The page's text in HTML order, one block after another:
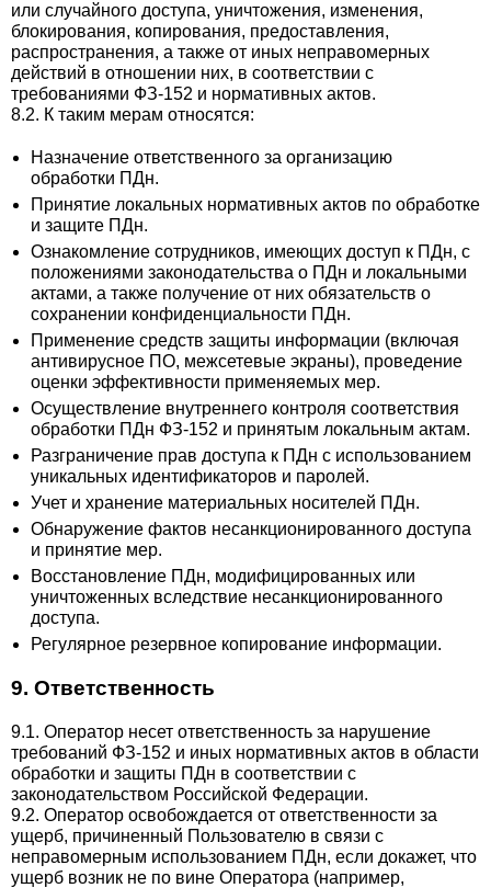
или случайного доступа, уничтожения, изменения,
блокирования, копирования, предоставления,
распространения, а также от иных неправомерных
действий в отношении них, в соответствии с
требованиями ФЗ-152 и нормативных актов.
8.2. К таким мерам относятся:
Назначение ответственного за организацию
обработки ПДн.
Принятие локальных нормативных актов по обработке
и защите ПДн.
Ознакомление сотрудников, имеющих доступ к ПДн, с
положениями законодательства о ПДн и локальными
актами, а также получение от них обязательств о
сохранении конфиденциальности ПДн.
Применение средств защиты информации (включая
антивирусное ПО, межсетевые экраны), проведение
оценки эффективности применяемых мер.
Осуществление внутреннего контроля соответствия
обработки ПДн ФЗ-152 и принятым локальным актам.
Разграничение прав доступа к ПДн с использованием
уникальных идентификаторов и паролей.
Учет и хранение материальных носителей ПДн.
Обнаружение фактов несанкционированного доступа
и принятие мер.
Восстановление ПДн, модифицированных или
уничтоженных вследствие несанкционированного
доступа.
Регулярное резервное копирование информации.
9. Ответственность
9.1. Оператор несет ответственность за нарушение
требований ФЗ-152 и иных нормативных актов в области
обработки и защиты ПДн в соответствии с
законодательством Российской Федерации.
9.2. Оператор освобождается от ответственности за
ущерб, причиненный Пользователю в связи с
неправомерным использованием ПДн, если докажет, что
ущерб возник не по вине Оператора (например,